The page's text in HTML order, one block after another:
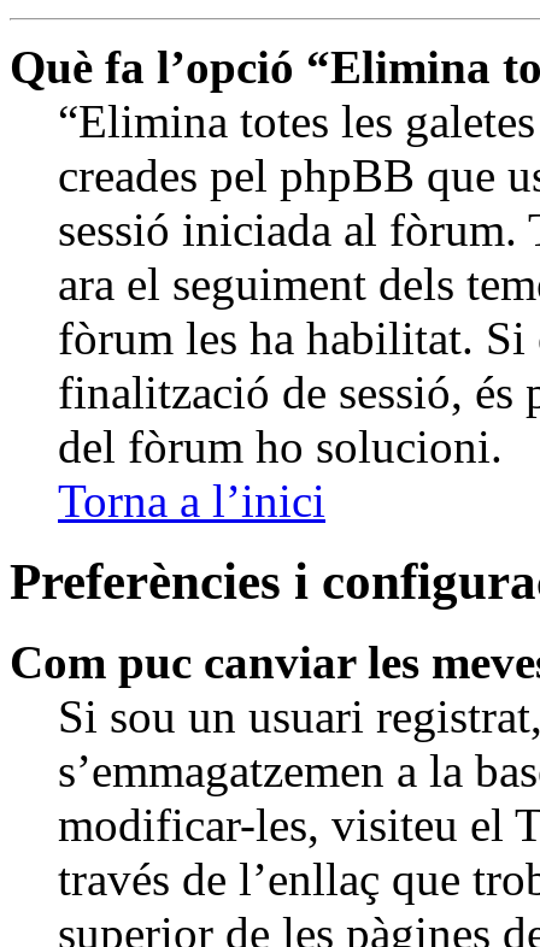
Què fa l’opció “Elimina
“Elimina totes les
creades pel phpBB que
sessió iniciada al fòrum.
ara el seguiment dels
fòrum les ha habilitat.
finalització de sessió, és
del fòrum ho solucioni.
Torna a l’inici
Preferències i
Com puc canviar les
Si sou un usuari
s’emmagatzemen a la
modificar-les, visiteu el
través de l’enllaç que
superior de les pàgines